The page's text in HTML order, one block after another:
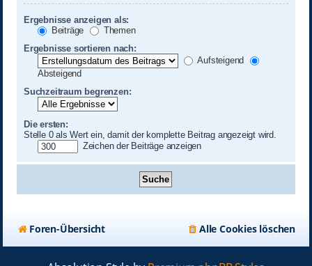
Ergebnisse anzeigen als:
Beiträge
Themen
Ergebnisse sortieren nach:
Aufsteigend
Absteigend
Suchzeitraum begrenzen:
Die ersten:
Stelle 0 als Wert ein, damit der komplette Beitrag angezeigt wird.
Zeichen der Beiträge anzeigen
Foren-Übersicht Alle Cookies löschen